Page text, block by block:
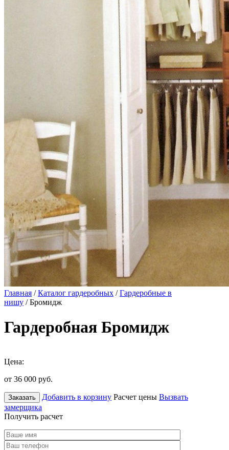
Главная /Каталог гардеробных /Гардеробные в
нишу / Бромидж
Гардеробная Бромидж
Цена:
от 36 000 руб.
Заказать Добавить в корзину Расчет цены Вызвать
замерщика
Получить расчет